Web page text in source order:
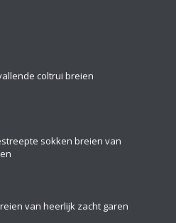
coltrui breien
sokken breien van
van heerlijk zacht garen